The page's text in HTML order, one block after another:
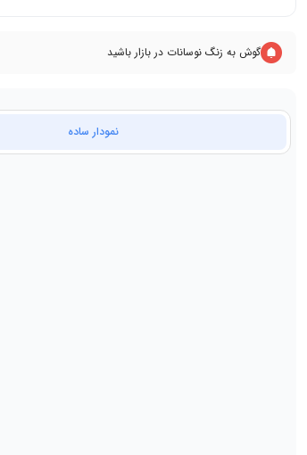
گوش به زنگ نوسانات در بازار باشید
نمودار ساده